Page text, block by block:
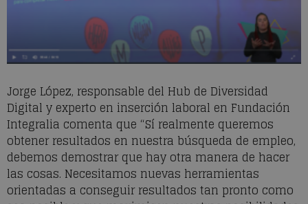
Jorge López, responsable del Hub de Diversidad
Digital y experto en inserción laboral en Fundación
Integralia comenta que “Sí realmente queremos
obtener resultados en nuestra búsqueda de empleo,
debemos demostrar que hay otra manera de hacer
las cosas. Necesitamos nuevas herramientas
orientadas a conseguir resultados tan pronto como